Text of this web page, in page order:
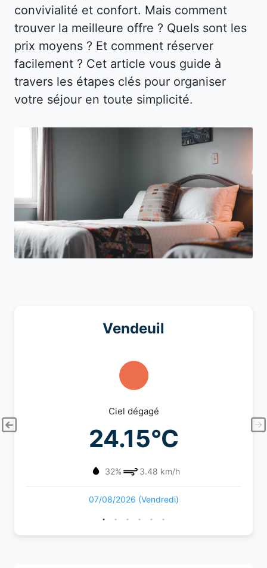
convivialité et confort. Mais comment
trouver la meilleure offre ? Quels sont les
prix moyens ? Et comment réserver
facilement ? Cet article vous guide à
travers les étapes clés pour organiser
votre séjour en toute simplicité.
Vendeuil
Ciel dégagé
24.15°C
32% 3.48 km/h
07/08/2026 (Vendredi)